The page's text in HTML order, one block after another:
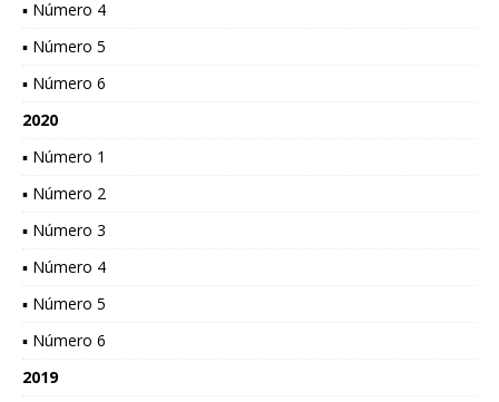
▪ Número 4
▪ Número 5
▪ Número 6
2020
▪ Número 1
▪ Número 2
▪ Número 3
▪ Número 4
▪ Número 5
▪ Número 6
2019